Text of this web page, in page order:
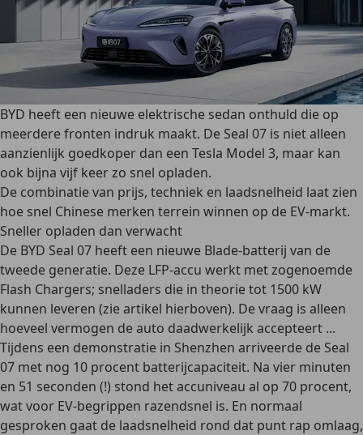
BYD heeft een nieuwe elektrische sedan onthuld die op
meerdere fronten indruk maakt. De Seal 07 is niet alleen
aanzienlijk goedkoper dan een Tesla Model 3, maar kan
ook bijna vijf keer zo snel opladen.
De combinatie van prijs, techniek en laadsnelheid laat zien
hoe snel Chinese merken terrein winnen op de EV-markt.
Sneller opladen dan verwacht
De BYD Seal 07 heeft een nieuwe Blade-batterij van de
tweede generatie. Deze LFP-accu werkt met zogenoemde
Flash Chargers; snelladers die in theorie tot 1500 kW
kunnen leveren (zie artikel hierboven). De vraag is alleen
hoeveel vermogen de auto daadwerkelijk accepteert ...
Tijdens een demonstratie in Shenzhen arriveerde de Seal
07 met nog 10 procent batterijcapaciteit. Na vier minuten
en 51 seconden (!) stond het accuniveau al op 70 procent,
wat voor EV-begrippen razendsnel is. En normaal
gesproken gaat de laadsnelheid rond dat punt rap omlaag,